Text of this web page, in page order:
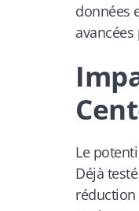
données
Le
Déjà
réduction